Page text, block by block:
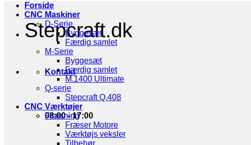
Stepcraft.dk
Kontakt
08:00 - 17:00
Forside
CNC Maskiner
D-Serie
Byggesæt
Færdig samlet
M-Serie
Byggesæt
Færdig samlet
M.1400 Ultimate
Q-serie
Stepcraft Q.408
CNC Værktøjer
Fræsning
Fræser Motore
Værktøjs veksler
Tilbehør